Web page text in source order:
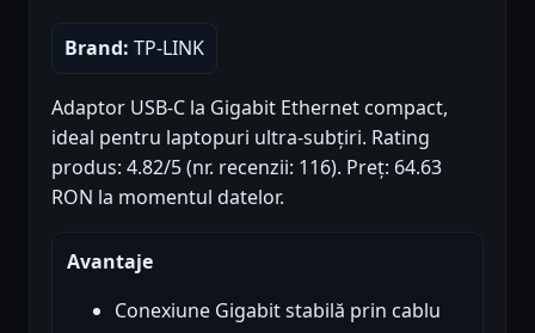
Brand: TP-LINK
Adaptor USB-C la Gigabit Ethernet compact,
ideal pentru laptopuri ultra-subțiri. Rating
produs: 4.82/5 (nr. recenzii: 116). Preț: 64.63
RON la momentul datelor.
Avantaje
Conexiune Gigabit stabilă prin cablu